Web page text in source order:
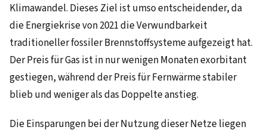
Klimawandel. Dieses Ziel ist umso entscheidender, da
die Energiekrise von 2021 die Verwundbarkeit
traditioneller fossiler Brennstoffsysteme aufgezeigt hat.
Der Preis für Gas ist in nur wenigen Monaten exorbitant
gestiegen, während der Preis für Fernwärme stabiler
blieb und weniger als das Doppelte anstieg.
Die Einsparungen bei der Nutzung dieser Netze liegen